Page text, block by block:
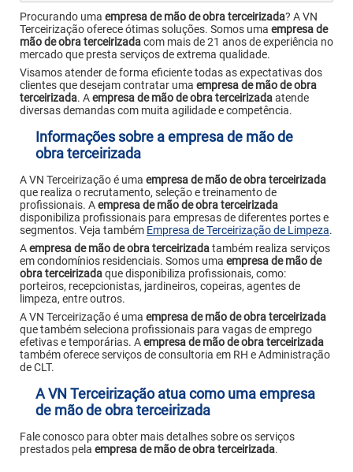
Procurando uma empresa de mão de obra terceirizada? A VN
Terceirização oferece ótimas soluções. Somos uma empresa de
mão de obra terceirizadacom mais de 21 anos de experiência no
mercado que presta serviços de extrema qualidade.
Visamos atender de forma eficiente todas as expectativas dos
clientes que desejam contratar uma empresa de mão de obra
terceirizada. Aempresa de mão de obra terceirizadaatende
diversas demandas com muita agilidade e competência.
Informações sobre a empresa de mão de
obra terceirizada
A VN Terceirização é uma empresa de mão de obra terceirizada
que realiza o recrutamento, seleção e treinamento de
profissionais. Aempresa de mão de obra terceirizada
disponibiliza profissionais para empresas de diferentes portes e
segmentos. Veja também Empresa de Terceirização de Limpeza.
Aempresa de mão de obra terceirizadatambém realiza serviços
em condomínios residenciais. Somos uma empresa de mão de
obra terceirizadaque disponibiliza profissionais, como:
porteiros, recepcionistas, jardineiros, copeiras, agentes de
limpeza, entre outros.
A VN Terceirização é uma empresa de mão de obra terceirizada
que também seleciona profissionais para vagas de emprego
efetivas e temporárias. Aempresa de mão de obra terceirizada
também oferece serviços de consultoria em RH e Administração
de CLT.
A VN Terceirização atua como uma empresa
de mão de obra terceirizada
Fale conosco para obter mais detalhes sobre os serviços
prestados pela empresa de mão de obra terceirizada.